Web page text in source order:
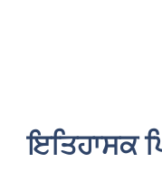
ਇਤਿਹਾਸਕ